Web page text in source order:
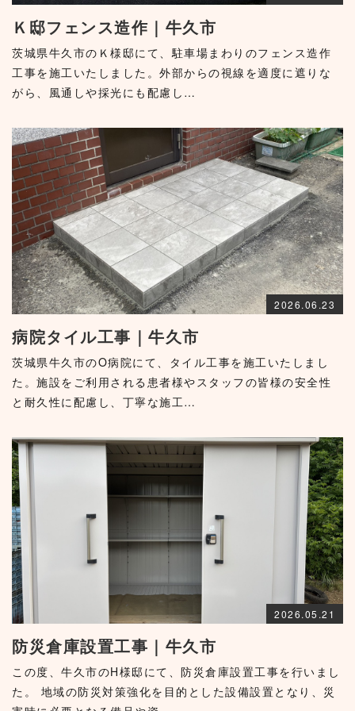
Ｋ邸フェンス造作｜牛久市
茨城県牛久市のＫ様邸にて、駐車場まわりのフェンス造作
工事を施工いたしました。外部からの視線を適度に遮りな
がら、風通しや採光にも配慮し…
2026.06.23
病院タイル工事｜牛久市
茨城県牛久市のO病院にて、タイル工事を施工いたしまし
た。施設をご利用される患者様やスタッフの皆様の安全性
と耐久性に配慮し、丁寧な施工…
2026.05.21
防災倉庫設置工事｜牛久市
この度、牛久市のH様邸にて、防災倉庫設置工事を行いまし
た。 地域の防災対策強化を目的とした設備設置となり、災